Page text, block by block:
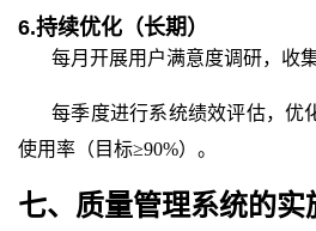
6.持续优化（长期）
每月开展用户满意度调研，收
每季度进行系统绩效评估，优
使用率（目标≥90%）。
七、质量管理系统的实